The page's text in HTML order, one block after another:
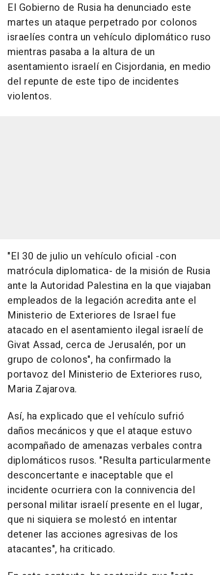
El Gobierno de Rusia ha denunciado este
martes un ataque perpetrado por colonos
israelíes contra un vehículo diplomático ruso
mientras pasaba a la altura de un
asentamiento israelí en Cisjordania, en medio
del repunte de este tipo de incidentes
violentos.
"El 30 de julio un vehículo oficial -con
matrócula diplomatica- de la misión de Rusia
ante la Autoridad Palestina en la que viajaban
empleados de la legación acredita ante el
Ministerio de Exteriores de Israel fue
atacado en el asentamiento ilegal israelí de
Givat Assad, cerca de Jerusalén, por un
grupo de colonos", ha confirmado la
portavoz del Ministerio de Exteriores ruso,
Maria Zajarova.
Así, ha explicado que el vehículo sufrió
daños mecánicos y que el ataque estuvo
acompañado de amenazas verbales contra
diplomáticos rusos. "Resulta particularmente
desconcertante e inaceptable que el
incidente ocurriera con la connivencia del
personal militar israelí presente en el lugar,
que ni siquiera se molestó en intentar
detener las acciones agresivas de los
atacantes", ha criticado.